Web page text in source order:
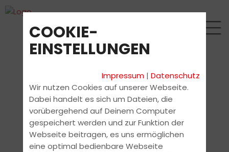
COOKIE-
EINSTELLUNGEN
Impressum |Datenschutz
Wir nutzen Cookies auf unserer Webseite.
Dabei handelt es sich um Dateien, die
vorübergehend auf Deinem Computer
gespeichert werden und zur Funktion der
Webseite beitragen, es uns ermöglichen
eine optimal bedienbare Webseite